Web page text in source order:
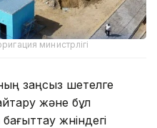
министрлігі
заңсыз шетелге
және бұл
жөніндегі